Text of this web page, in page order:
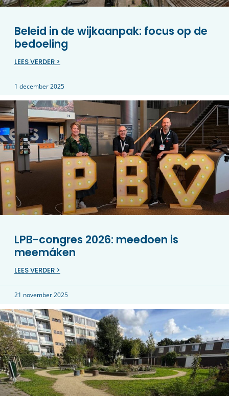
Beleid in de wijkaanpak: focus op de
bedoeling
LEES VERDER >
1 december 2025
LPB-congres 2026: meedoen is
meemáken
LEES VERDER >
21 november 2025